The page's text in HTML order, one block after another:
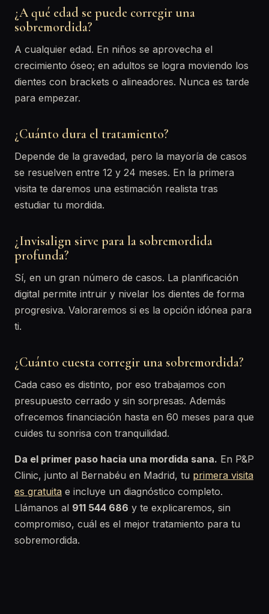
¿A qué edad se puede corregir una
sobremordida?
A cualquier edad. En niños se aprovecha el
crecimiento óseo; en adultos se logra moviendo los
dientes con brackets o alineadores. Nunca es tarde
para empezar.
¿Cuánto dura el tratamiento?
Depende de la gravedad, pero la mayoría de casos
se resuelven entre 12 y 24 meses. En la primera
visita te daremos una estimación realista tras
estudiar tu mordida.
¿Invisalign sirve para la sobremordida
profunda?
Sí, en un gran número de casos. La planificación
digital permite intruir y nivelar los dientes de forma
progresiva. Valoraremos si es la opción idónea para
ti.
¿Cuánto cuesta corregir una sobremordida?
Cada caso es distinto, por eso trabajamos con
presupuesto cerrado y sin sorpresas. Además
ofrecemos financiación hasta en 60 meses para que
cuides tu sonrisa con tranquilidad.
Da el primer paso hacia una mordida sana. En P&P
Clinic, junto al Bernabéu en Madrid, tu primera visita
es gratuita e incluye un diagnóstico completo.
Llámanos al 911 544 686 y te explicaremos, sin
compromiso, cuál es el mejor tratamiento para tu
sobremordida.